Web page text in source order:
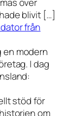
över
blivit […]
från
en modern
I dag
stöd för
om